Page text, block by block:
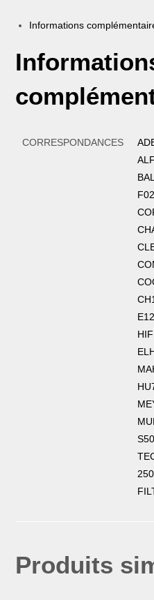
Informations
CORRESPONDANCES
Produits